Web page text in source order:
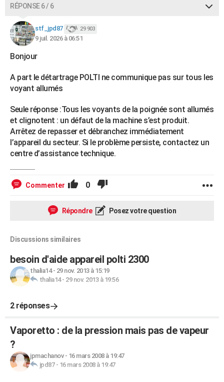
RÉPONSE 6 / 6
stf_jpd87 29 903
9 juil. 2026 à 06:51
Bonjour
A part le détartrage POLTI ne communique pas sur tous les
voyant allumés
Seule réponse :Tous les voyants de la poignée sont allumés
et clignotent : un défaut de la machine s’est produit.
Arrêtez de repasser et débranchez immédiatement
l’appareil du secteur. Si le problème persiste, contactez un
centre d’assistance technique.
Commenter 0
Répondre Posez votre question
Discussions similaires
besoin d'aide appareil polti 2300
thalia14- 29 nov. 2013 à 15:19
thalia14- 29 nov. 2013 à 19:56
2 réponses
Vaporetto : de la pression mais pas de vapeur
?
jpmachanov- 16 mars 2008 à 19:47
jpd87- 16 mars 2008 à 19:47